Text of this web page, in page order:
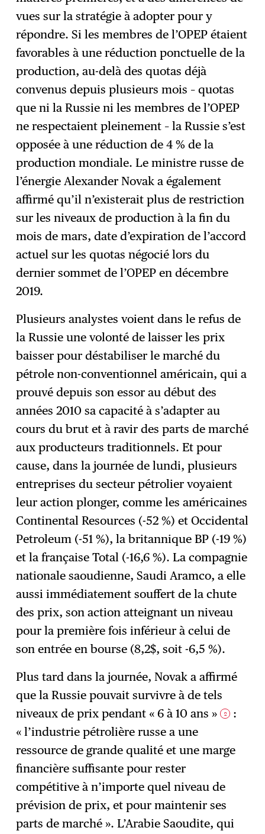
vues sur la stratégie à adopter pour y
répondre. Si les membres de l’OPEP étaient
favorables à une réduction ponctuelle de la
production, au-delà des quotas déjà
convenus depuis plusieurs mois – quotas
que ni la Russie ni les membres de l’OPEP
ne respectaient pleinement – la Russie s’est
opposée à une réduction de 4 % de la
production mondiale. Le ministre russe de
l’énergie Alexander Novak a également
affirmé qu’il n’existerait plus de restriction
sur les niveaux de production à la fin du
mois de mars, date d’expiration de l’accord
actuel sur les quotas négocié lors du
dernier sommet de l’OPEP en décembre
2019.
Plusieurs analystes voient dans le refus de
la Russie une volonté de laisser les prix
baisser pour déstabiliser le marché du
pétrole non-conventionnel américain, qui a
prouvé depuis son essor au début des
années 2010 sa capacité à s’adapter au
cours du brut et à ravir des parts de marché
aux producteurs traditionnels. Et pour
cause, dans la journée de lundi, plusieurs
entreprises du secteur pétrolier voyaient
leur action plonger, comme les américaines
Continental Resources (-52 %) et Occidental
Petroleum (-51 %), la britannique BP (-19 %)
et la française Total (-16,6 %). La compagnie
nationale saoudienne, Saudi Aramco, a elle
aussi immédiatement souffert de la chute
des prix, son action atteignant un niveau
pour la première fois inférieur à celui de
son entrée en bourse (8,2$, soit -6,5 %).
Plus tard dans la journée, Novak a affirmé
que la Russie pouvait survivre à de tels
niveaux de prix pendant « 6 à 10 ans » 2
:
« l’industrie pétrolière russe a une
ressource de grande qualité et une marge
financière suffisante pour rester
compétitive à n’importe quel niveau de
prévision de prix, et pour maintenir ses
parts de marché ». L’Arabie Saoudite, qui